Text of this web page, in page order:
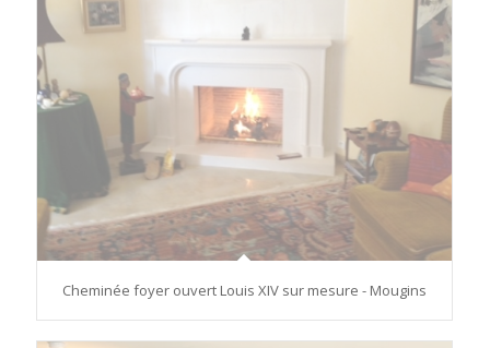
Cheminée foyer ouvert Louis XIV sur mesure - Mougins